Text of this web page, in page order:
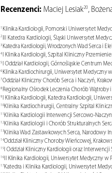
Recenzenci: Maciej Lesiak20 ,
1 Klinika Kardiologii, Pomorski Uniwersytet
2 III Katedra Kardiologii, Śląski Uniwersytet
3 Katedra Kardiologii, Wrodzonych Wad Serca i
4 I Klinika Kardiologii, Szpital Kliniczny
5 I Oddział Kardiologii, Górnośląskie Centrum
6 Klinika Kardiochirurgii, Uniwersytet Medyczny
7Oddział Kliniczny Chorób Serca i Naczyń,
8 Regionalny Ośrodek Leczenia Chorób Wątroby i
9 I Klinika Kardiologii, Katedra Kardiologii,
10Klinika Kardiochirurgii, Centralny Szpital
11 Klinika Kardiologii Interwencji Sercowo-
12Klinika Kardiologii i Chorób Strukturalnych
13Klinika Wad Zastawkowych Serca, Narodowy
14Oddział Kliniczny Choroby Wieńcowej,
15I Oddział Kliniczny Kardiologii oraz
16II Klinika Kardiologii, Uniwersytet Medyczny w
17Katedra i Klinika Kardiologii, Uniwersytet